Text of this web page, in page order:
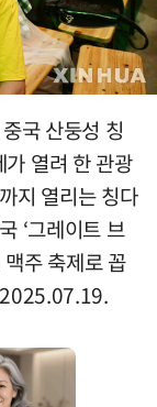
국 산둥성 칭
열려 한 관광
지 열리는 칭다
‘그레이트 브
주 축제로 꼽
2025.07.19.